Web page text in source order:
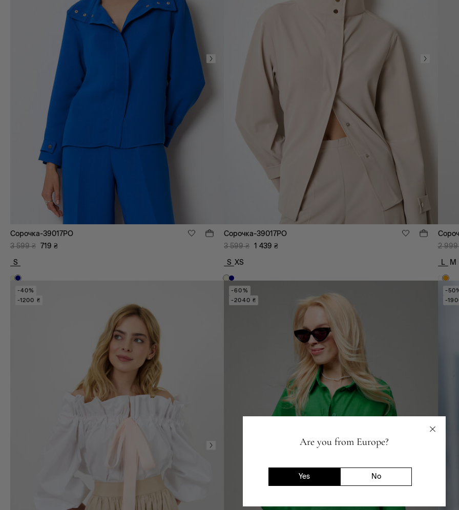
Are you from Europe?
Yes No
Сорочка-39017PO
3 599 ₴ 719 ₴
S
Сорочка-39017PO
3 599 ₴ 1 439 ₴
S XS
2 999
L
M
-40%
-1200 ₴
-60%
-2040 ₴
-
-